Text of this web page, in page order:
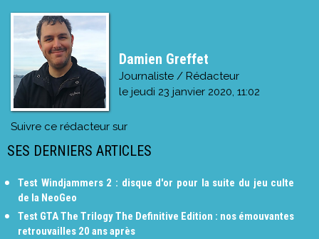
Damien Greffet
Journaliste / Rédacteur
le jeudi 23 janvier 2020, 11:02
Suivre ce rédacteur sur
SES DERNIERS ARTICLES
Test Windjammers 2 : disque d'or pour la suite du jeu culte
de la NeoGeo
Test GTA The Trilogy The Definitive Edition : nos émouvantes
retrouvailles 20 ans après